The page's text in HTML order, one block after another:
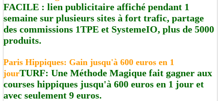
FACILE : lien publicitaire affiché pendant 1
semaine sur plusieurs sites à fort trafic, partage
des commissions 1TPE et SystemeIO, plus de 5000
produits.
Paris Hippiques: Gain jusqu'à 600 euros en 1
jourTURF: Une Méthode Magique fait gagner aux
courses hippiques jusqu'à 600 euros en 1 jour et
avec seulement 9 euros.